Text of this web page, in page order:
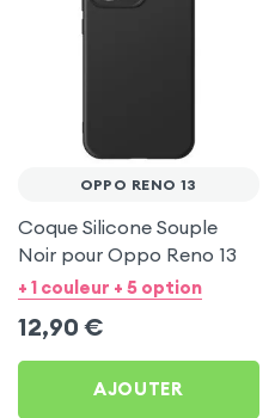
OPPO RENO 13
Coque Silicone Souple
Noir pour Oppo Reno 13
+ 1 couleur + 5 option
12,90 €
AJOUTER